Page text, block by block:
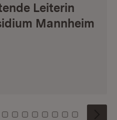
Leiterin
Mannheim